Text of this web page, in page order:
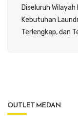
Diseluruh
Kebutuhan
Terlengkap, dan
OUTLET MEDAN